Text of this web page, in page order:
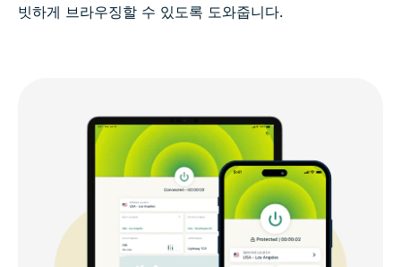
빗하게 브라우징할 수 있도록 도와줍니다.